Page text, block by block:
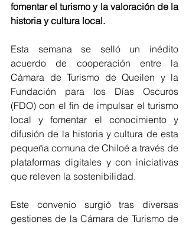
fomentar el turismo y la valoración de la
historia y cultura local.
Esta semana se selló un inédito
acuerdo de cooperación entre la
Cámara de Turismo de Queilen y la
Fundación para los Días Oscuros
(FDO) con el fin de impulsar el turismo
local y fomentar el conocimiento y
difusión de la historia y cultura de esta
pequeña comuna de Chiloé a través de
plataformas digitales y con iniciativas
que releven la sostenibilidad.
Este convenio surgió tras diversas
gestiones de la Cámara de Turismo de